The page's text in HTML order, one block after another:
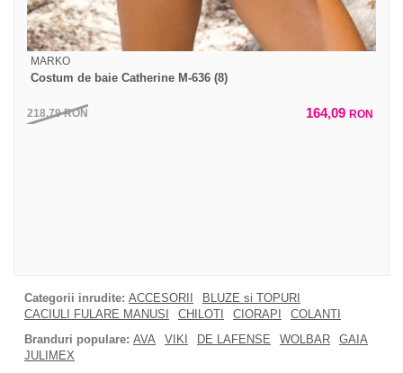
MARKO
Costum de baie Catherine M-636 (8)
218,79RON 164,09 RON
Categorii inrudite: ACCESORII
BLUZE si TOPURI
CACIULI FULARE MANUSI
CHILOTI CIORAPI
COLANTI
Branduri populare: AVA VIKI DE LAFENSE WOLBAR
GAIA
JULIMEX